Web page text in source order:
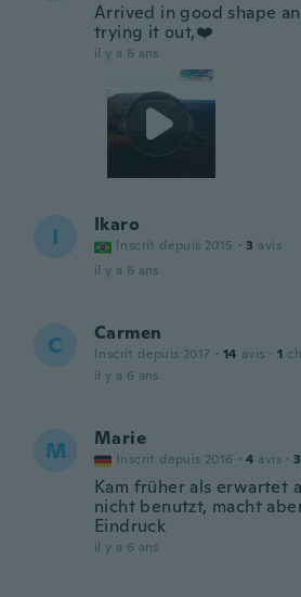
Arrived in good shape
trying it out,❤️
il y a 6 ans
I Ikaro
Inscrit depuis 2015 · 3 avis
il y a 6 ans
C Carmen
Inscrit depuis 2017 · 14 avis · 1
il y a 6 ans
M Marie
Inscrit depuis 2016 · 4 avis · 3
Kam früher als erwartet
nicht benutzt, macht
Eindruck
il y a 6 ans